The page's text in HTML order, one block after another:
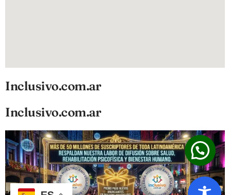
Inclusivo.com.ar
Inclusivo.com.ar